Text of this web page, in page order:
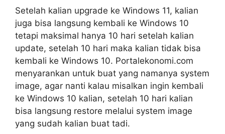
Setelah kalian upgrade ke Windows 11, kalian
juga bisa langsung kembali ke Windows 10
tetapi maksimal hanya 10 hari setelah kalian
update, setelah 10 hari maka kalian tidak bisa
kembali ke Windows 10. Portalekonomi.com
menyarankan untuk buat yang namanya system
image, agar nanti kalau misalkan ingin kembali
ke Windows 10 kalian, setelah 10 hari kalian
bisa langsung restore melalui system image
yang sudah kalian buat tadi.